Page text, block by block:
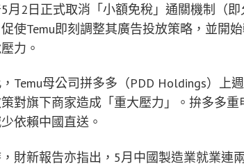
月2日正式取消「小額免稅」通關機制（
使Temu即刻調整其廣告投放策略，並開
力。
Temu母公司拼多多（PDD Holdings）上
對旗下商家造成「重大壓力」。拚多多
依賴中國直送。
財新報告亦指出，5月中國製造業就業連